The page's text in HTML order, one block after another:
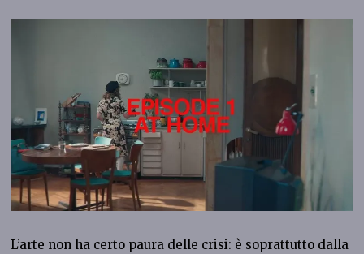
L’arte non ha certo paura delle crisi: è soprattutto dalla